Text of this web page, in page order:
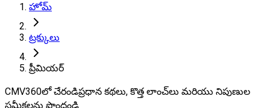
హోమ్
ట్రక్కులు
ప్రీమియర్
CMV360లో చేరండిప్రధాన కథలు, కొత్త లాంచ్‌లు మరియు నిపుణుల
సమీక్షలను పొందండి